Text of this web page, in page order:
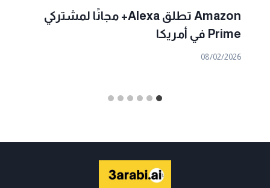
Amazon تطلق Alexa+ مجانًا لمشتركي
Prime في أمريكا
08/02/2026